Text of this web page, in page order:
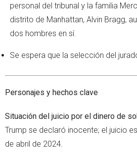
personal del tribunal y la familia
distrito de Manhattan, Alvin Bragg,
dos hombres en sí.
Se espera que la selección del
Personajes y hechos clave
Situación del juicio por el dinero de
Trump se declaró inocente; el juicio
de abril de 2024.